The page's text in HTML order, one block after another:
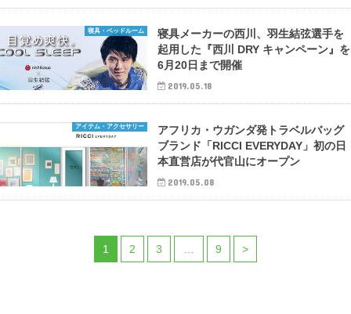
寝具・ベッドルーム
寝具メーカーの西川、羽生結弦選手を
起用した『西川 DRY キャンペーン』を
6月20日まで開催
2019.05.18
アイテム・アクセサリー
アフリカ・ウガンダ発トラベルバッグ
ブランド「RICCI EVERYDAY」初の日
本直営店が代官山にオープン
2019.05.08
1 2 3 … 9 >